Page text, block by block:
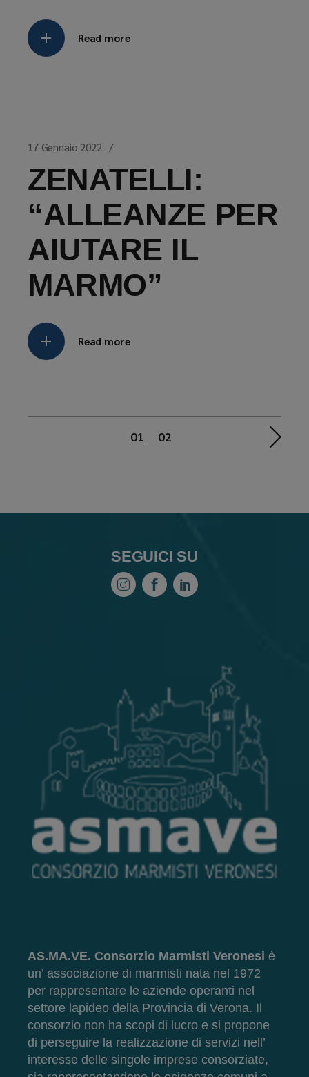
Read more
17 Gennaio 2022
ZENATELLI:
“ALLEANZE PER
AIUTARE IL
MARMO”
Read more
Paginazione
articoli
01 02
SEGUICI SU
AS.MA.VE. Consorzio Marmisti Veronesi è
un’ associazione di marmisti nata nel 1972
per rappresentare le aziende operanti nel
settore lapideo della Provincia di Verona. Il
consorzio non ha scopi di lucro e si propone
di perseguire la realizzazione di servizi nell’
interesse delle singole imprese consorziate,